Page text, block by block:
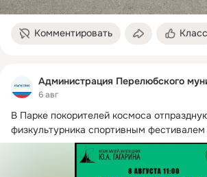
Комментировать Класс
6 авг
В Парке покорителей космоса
физкультурника спортивным фестивалем